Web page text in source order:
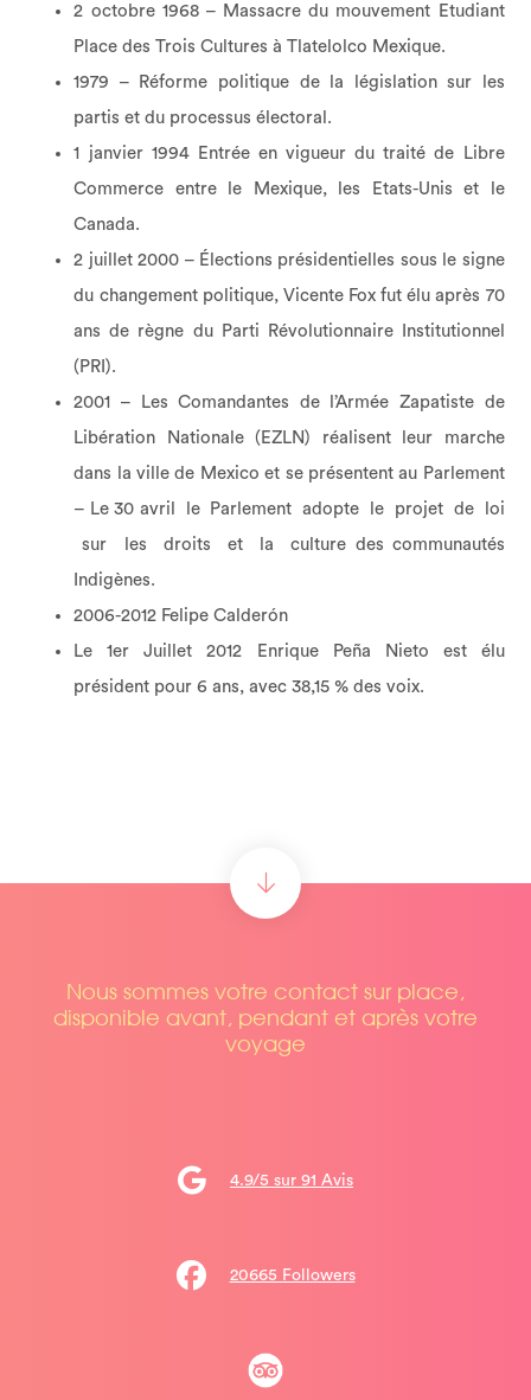
2 octobre 1968 – Massacre du mouvement Etudiant
Place des Trois Cultures à Tlatelolco Mexique.
1979 – Réforme politique de la législation sur les
partis et du processus électoral.
1 janvier 1994 Entrée en vigueur du traité de Libre
Commerce entre le Mexique, les Etats-Unis et le
Canada.
2 juillet 2000 – Élections présidentielles sous le signe
du changement politique, Vicente Fox fut élu après 70
ans de règne du Parti Révolutionnaire Institutionnel
(PRI).
2001 – Les Comandantes de l’Armée Zapatiste de
Libération Nationale (EZLN) réalisent leur marche
dans la ville de Mexico et se présentent au Parlement
– Le 30 avril le Parlement adopte le projet de loi
sur les droits et la culture des communautés
Indigènes.
2006-2012 Felipe Calderón
Le 1er Juillet 2012 Enrique Peña Nieto est élu
président pour 6 ans, avec 38,15 % des voix.
Nous sommes votre contact sur place,
disponible avant, pendant et après votre
voyage
4.9/5 sur 91 Avis
20665 Followers